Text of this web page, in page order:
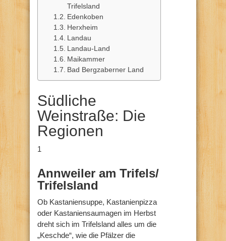
Trifelsland
Edenkoben
Herxheim
Landau
Landau-Land
Maikammer
Bad Bergzaberner Land
Südliche
Weinstraße: Die
Regionen
1
Annweiler am Trifels/
Trifelsland
Ob Kastaniensuppe, Kastanienpizza
oder Kastaniensaumagen im Herbst
dreht sich im Trifelsland alles um die
„Keschde“, wie die Pfälzer die